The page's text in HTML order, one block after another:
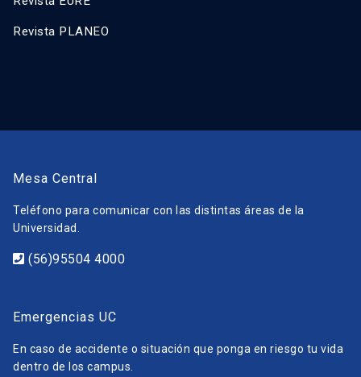
Revista PLANEO
Mesa Central
Teléfono para comunicar con las distintas áreas de la
Universidad.
(56)95504 4000
Emergencias UC
En caso de accidente o situación que ponga en riesgo tu vida
dentro de los campus.